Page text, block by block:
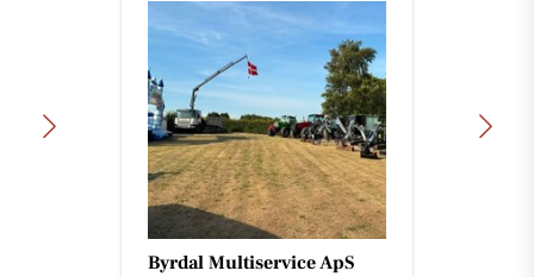
Byrdal Multiservice ApS